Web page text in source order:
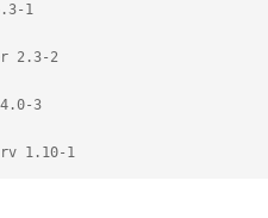
1
2.3-2
3
1.10-1